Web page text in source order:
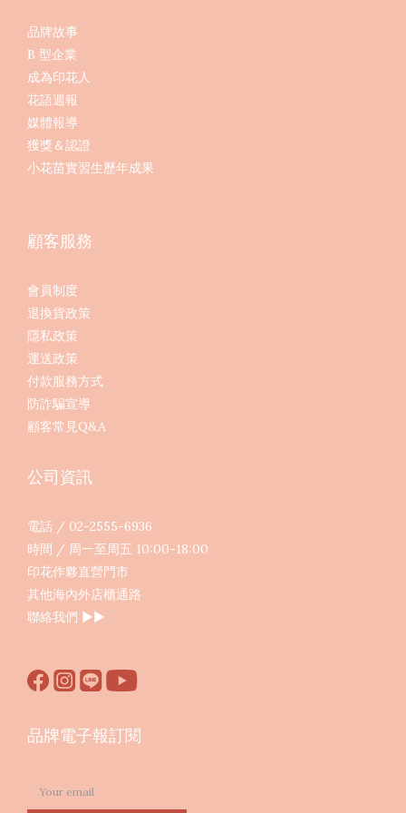
品牌故事
B 型企業
成為印花人
花語週報
媒體報導
獲獎＆認證
小花苗實習生歷年成果
顧客服務
會員制度
退換貨政策
隱私政策
運送政策
付款服務方式
防詐騙宣導
顧客常見Q&A
公司資訊
電話 / 02-2555-6936
時間 / 周一至周五 10:00-18:00
印花作夥直營門市
其他海內外店櫃通路
聯絡我們 ▶︎▶︎
品牌電子報訂閱